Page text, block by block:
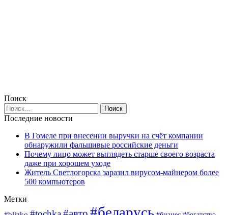
Поиск
Последние новости
В Гомеле при внесении выручки на счёт компании
обнаружили фальшивые российские деньги
Почему лицо может выглядеть старше своего возраста
даже при хорошем уходе
Житель Светлогорска заразил вирусом-майнером более
500 компьютеров
Метки